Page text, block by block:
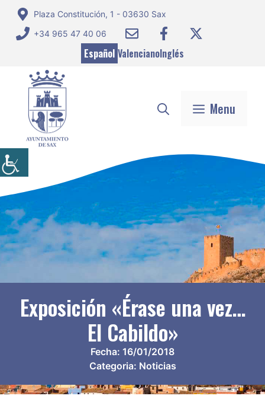
Saltar
contenido
Plaza Constitución, 1 - 03630 Sax
+34 965 47 40 06
Español ValencianoInglés
Menu
Exposición «Érase una vez…
El Cabildo»
Fecha: 16/01/2018
Categoria: Noticias